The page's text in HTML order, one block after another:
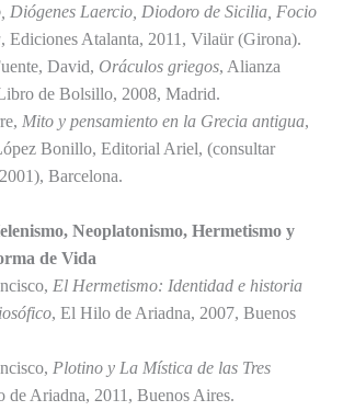
Diógenes Laercio, Diodoro de Sicilia, Focio
, Ediciones Atalanta, 2011, Vilaür (Girona).
David, Oráculos griegos, Alianza
de Bolsillo, 2008, Madrid.
Mito y pensamiento en la Grecia antigua,
Bonillo, Editorial Ariel, (consultar
Barcelona.
Neoplatonismo, Hermetismo y
de Vida
El Hermetismo: Identidad e historia
, El Hilo de Ariadna, 2007, Buenos
Plotino y La Mística de las Tres
de Ariadna, 2011, Buenos Aires.